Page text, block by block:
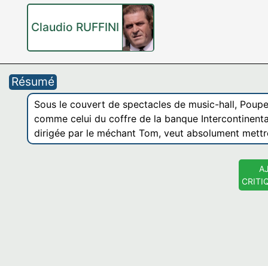
Claudio RUFFINI
Résumé
Sous le couvert de spectacles de music-hall,
comme celui du coffre de la banque
dirigée par le méchant Tom, veut absolument